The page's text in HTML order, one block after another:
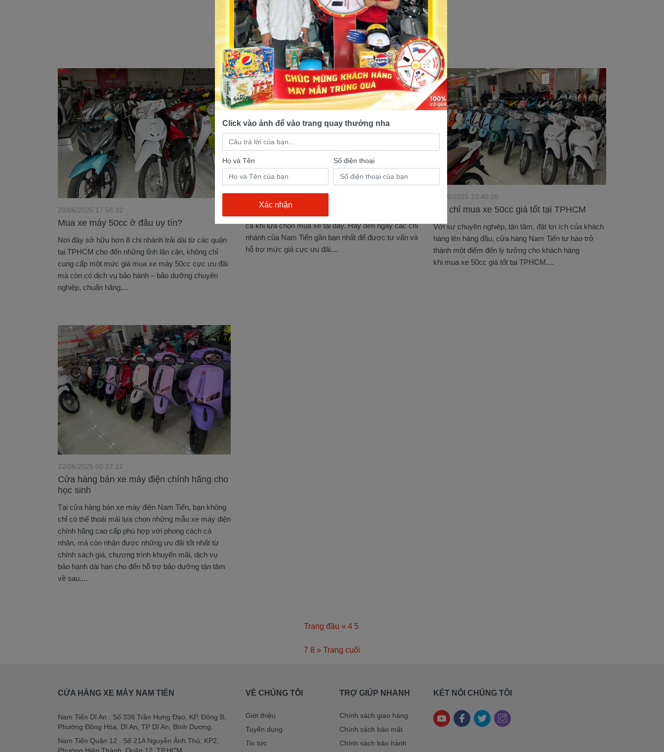
cạnh tranh thị trường, sở hữu dịch vụ bảo hành cao
cấp chuẩn hãng, bảo dưỡng – sửa chữa chuyên
nghiệp và có chế độ hậu mãi tận tâm về lâu dài....
Mua xe máy 50cc ở đâu uy tín?
28/06/2025 17:58:32
Nơi đây sở hữu hơn 8 chi nhánh trải dài từ các quận
tại TPHCM cho đến những tỉnh lân cận, không chỉ
cung cấp một mức giá mua xe máy 50cc cực ưu đãi
mà còn có dịch vụ bảo hành – bảo dưỡng chuyên
nghiệp, chuẩn hãng....
Chuyên phân phối xe máy điện cao cấp
24/06/2025 23:45:21
máy điện cao cấp – Nam Tiến mang lại, quý khách
cả khi lựa chọn mua xe tại đây. Hãy đến ngay các chi
nhánh của Nam Tiến gần bạn nhất để được tư vấn và
hỗ trợ mức giá cực ưu đãi....
Địa chỉ mua xe 50cc giá tốt tại TPHCM
24/06/2025 23:40:20
Với sự chuyên nghiệp, tận tâm, đặt lợi ích của khách
hàng lên hàng đầu, cửa hàng Nam Tiến tự hào trở
thành một điểm đến lý tưởng cho khách hàng
khi mua xe 50cc giá tốt tại TPHCM....
Cửa hàng bán xe máy điện chính hãng cho
học sinh
22/06/2025 00:27:12
Tại cửa hàng bán xe máy điện Nam Tiến, bạn không
chỉ có thể thoái mái lựa chọn những mẫu xe máy điện
chính hãng cao cấp phù hợp với phong cách cá
nhân, mà còn nhận được những ưu đãi tốt nhất từ
chính sách giá, chương trình khuyến mãi, dịch vụ
bảo hành dài hạn cho đến hỗ trợ bảo dưỡng tận tâm
về sau....
Trang đầu « 4 5
7 8 » Trang cuối
CỬA HÀNG XE MÁY NAM TIẾN
Nam Tiến Dĩ An : Số 338 Trần Hưng Đạo, KP. Đông B,
Phường Đông Hòa, Dĩ An, TP Dĩ An, Bình Dương.
Nam Tiến Quận 12 : Số 21A Nguyễn Ảnh Thủ, KP2,
VỀ CHÚNG TÔI
Giới thiệu
Tuyển dụng
Tin tức
TRỢ GIÚP NHANH
Chính sách giao hàng
Chính sách bảo mật
Chính sách bảo hành
KẾT NỐI CHÚNG TÔI
Click vào ảnh để vào trang quay thưởng nha
Họ và Tên Số điện thoại